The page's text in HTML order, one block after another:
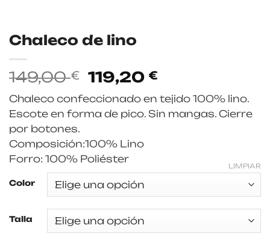
Chaleco de lino
149,00€
El
precio
original
era:
119,20 €
precio
actual
es:
Chaleco confeccionado en tejido 100% lino.
Escote en forma de pico. Sin mangas. Cierre
por botones.
Composición:100% Lino
Forro: 100% Poliéster
Color
Talla
LIMPIAR